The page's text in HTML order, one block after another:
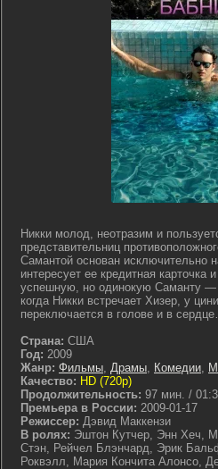
Никки молод, неотразим и
представительниц
Самантой основан исключительно
интересует ее кредитная карточка
успешную, но одинокую Саманту —
когда Никки встречает Хизер, у
переключается в голове и в
Страна: США
Год: 2009
Жанр: Фильмы, Драмы, Комедии,
Качество: HD (720p)
Продолжительность: 97 мин. /
Премьера в России: 2009-01-17
Режиссер: Дэвид Маккензи
В ролях: Эштон Кутчер, Энн Хеч,
Стэн, Рейчел Блэнчард, Эрик
Роквэлл, Мария Кончита Алонсо,